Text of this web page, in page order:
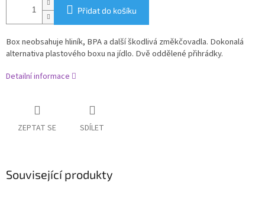
Přidat do košíku
Box neobsahuje hliník, BPA a další škodlivá změkčovadla. Dokonalá
alternativa plastového boxu na jídlo. Dvě oddělené přihrádky.
Detailní informace
ZEPTAT SE SDÍLET
Související produkty